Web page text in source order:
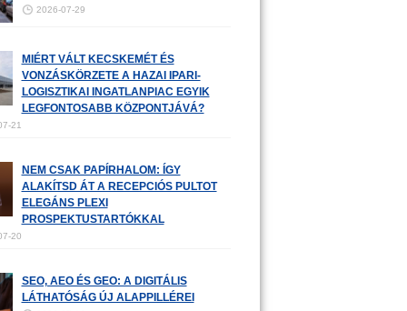
2026-07-29
MIÉRT VÁLT KECSKEMÉT ÉS
VONZÁSKÖRZETE A HAZAI IPARI-
LOGISZTIKAI INGATLANPIAC EGYIK
LEGFONTOSABB KÖZPONTJÁVÁ?
21
NEM CSAK PAPÍRHALOM: ÍGY
ALAKÍTSD ÁT A RECEPCIÓS PULTOT
ELEGÁNS PLEXI
PROSPEKTUSTARTÓKKAL
20
SEO, AEO ÉS GEO: A DIGITÁLIS
LÁTHATÓSÁG ÚJ ALAPPILLÉREI